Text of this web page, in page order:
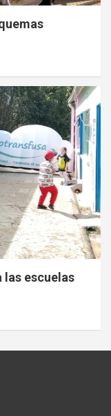
las escuelas